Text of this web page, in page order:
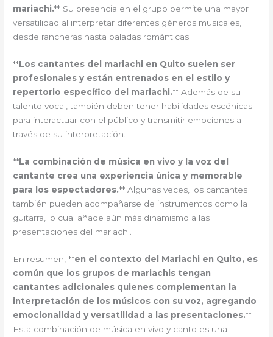
mariachi.** Su presencia en el grupo permite una mayor
versatilidad al interpretar diferentes géneros musicales,
desde rancheras hasta baladas románticas.
**Los cantantes del mariachi en Quito suelen ser
profesionales y están entrenados en el estilo y
repertorio específico del mariachi.** Además de su
talento vocal, también deben tener habilidades escénicas
para interactuar con el público y transmitir emociones a
través de su interpretación.
**La combinación de música en vivo y la voz del
cantante crea una experiencia única y memorable
para los espectadores.** Algunas veces, los cantantes
también pueden acompañarse de instrumentos como la
guitarra, lo cual añade aún más dinamismo a las
presentaciones del mariachi.
En resumen, **en el contexto del Mariachi en Quito, es
común que los grupos de mariachis tengan
cantantes adicionales quienes complementan la
interpretación de los músicos con su voz, agregando
emocionalidad y versatilidad a las presentaciones.**
Esta combinación de música en vivo y canto es una